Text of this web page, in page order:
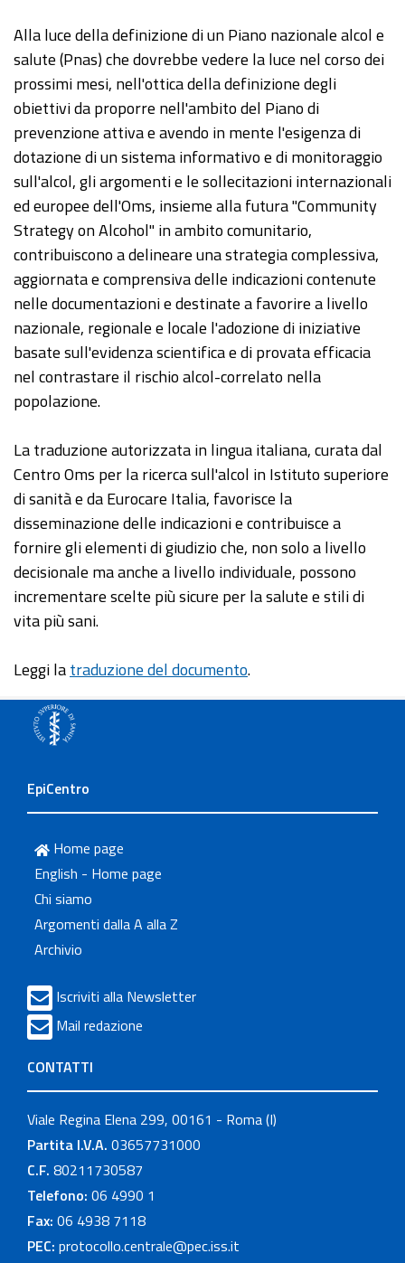
Alla luce della definizione di un Piano nazionale alcol e
salute (Pnas) che dovrebbe vedere la luce nel corso dei
prossimi mesi, nell'ottica della definizione degli
obiettivi da proporre nell'ambito del Piano di
prevenzione attiva e avendo in mente l'esigenza di
dotazione di un sistema informativo e di monitoraggio
sull'alcol, gli argomenti e le sollecitazioni internazionali
ed europee dell'Oms, insieme alla futura "Community
Strategy on Alcohol" in ambito comunitario,
contribuiscono a delineare una strategia complessiva,
aggiornata e comprensiva delle indicazioni contenute
nelle documentazioni e destinate a favorire a livello
nazionale, regionale e locale l'adozione di iniziative
basate sull'evidenza scientifica e di provata efficacia
nel contrastare il rischio alcol-correlato nella
popolazione.
La traduzione autorizzata in lingua italiana, curata dal
Centro Oms per la ricerca sull'alcol in Istituto superiore
di sanità e da Eurocare Italia, favorisce la
disseminazione delle indicazioni e contribuisce a
fornire gli elementi di giudizio che, non solo a livello
decisionale ma anche a livello individuale, possono
incrementare scelte più sicure per la salute e stili di
vita più sani.
Leggi latraduzione del documento.
EpiCentro
Home page
English - Home page
Chi siamo
Argomenti dalla A alla Z
Archivio
Iscriviti alla Newsletter
Mail redazione
CONTATTI
Viale Regina Elena 299, 00161 - Roma (I)
Partita I.V.A. 03657731000
C.F. 80211730587
Telefono: 06 4990 1
Fax: 06 4938 7118
PEC: protocollo.centrale@pec.iss.it